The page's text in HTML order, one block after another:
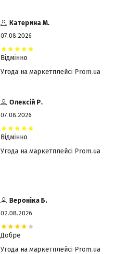
Катерина М.
07.08.2026
Відмінно
Угода на маркетплейсі Prom.ua
Олексій Р.
07.08.2026
Відмінно
Угода на маркетплейсі Prom.ua
Вероніка Б.
02.08.2026
Добре
Угода на маркетплейсі Prom.ua